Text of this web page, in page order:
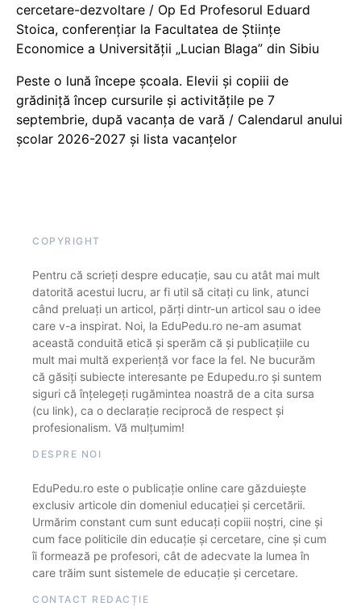
cercetare-dezvoltare / Op Ed Profesorul Eduard
Stoica, conferențiar la Facultatea de Științe
Economice a Universității „Lucian Blaga” din Sibiu
Peste o lună începe școala. Elevii și copiii de
grădiniță încep cursurile și activitățile pe 7
septembrie, după vacanța de vară / Calendarul anului
școlar 2026-2027 și lista vacanțelor
COPYRIGHT
Pentru că scrieți despre educație, sau cu atât mai mult
datorită acestui lucru, ar fi util să citați cu link, atunci
când preluați un articol, părți dintr-un articol sau o idee
care v-a inspirat. Noi, la EduPedu.ro ne-am asumat
această conduită etică și sperăm că și publicațiile cu
mult mai multă experiență vor face la fel. Ne bucurăm
că găsiți subiecte interesante pe Edupedu.ro și suntem
siguri că înțelegeți rugămintea noastră de a cita sursa
(cu link), ca o declarație reciprocă de respect și
profesionalism. Vă mulțumim!
DESPRE NOI
EduPedu.ro este o publicație online care găzduiește
exclusiv articole din domeniul educației și cercetării.
Urmărim constant cum sunt educați copiii noștri, cine și
cum face politicile din educație și cercetare, cine și cum
îi formează pe profesori, cât de adecvate la lumea în
care trăim sunt sistemele de educație și cercetare.
CONTACT REDACȚIE